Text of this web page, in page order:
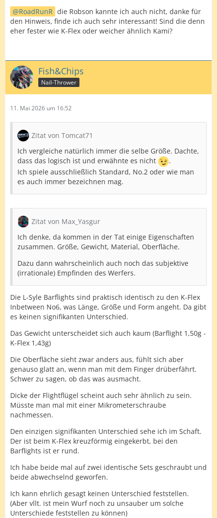
RoadRunR die Robson kannte ich auch nicht, danke für
den Hinweis, finde ich auch sehr interessant! Sind die denn
eher fester wie K-Flex oder weicher ähnlich Kami?
Fish&Chips
Nail-Thrower
11. Mai 2026 um 16:52
Zitat von Tomcat71
Ich vergleiche natürlich immer die selbe Größe. Dachte,
dass das logisch ist und erwähnte es nicht
.
Ich spiele ausschließlich Standard, No.2 oder wie man
es auch immer bezeichnen mag.
Zitat von Max_Yasgur
Ich denke, da kommen in der Tat einige Eigenschaften
zusammen. Größe, Gewicht, Material, Oberfläche.
Dazu dann wahrscheinlich auch noch das subjektive
(irrationale) Empfinden des Werfers.
Die L-Syle Barflights sind praktisch identisch zu den K-Flex
Inbetween No6, was Länge, Größe und Form angeht. Da gibt
es keinen signifikanten Unterschied.
Das Gewicht unterscheidet sich auch kaum (Barflight 1,50g -
K-Flex 1,43g)
Die Oberfläche sieht zwar anders aus, fühlt sich aber
genauso glatt an, wenn man mit dem Finger drüberfährt.
Schwer zu sagen, ob das was ausmacht.
Dicke der Flightflügel scheint auch sehr ähnlich zu sein.
Müsste man mal mit einer Mikrometerschraube
nachmessen.
Den einzigen signifikanten Unterschied sehe ich im Schaft.
Der ist beim K-Flex kreuzförmig eingekerbt, bei den
Barflights ist er rund.
Ich habe beide mal auf zwei identische Sets geschraubt und
beide abwechselnd geworfen.
Ich kann ehrlich gesagt keinen Unterschied feststellen.
(Aber vllt. ist mein Wurf noch zu unsauber um solche
Unterschiede feststellen zu können)